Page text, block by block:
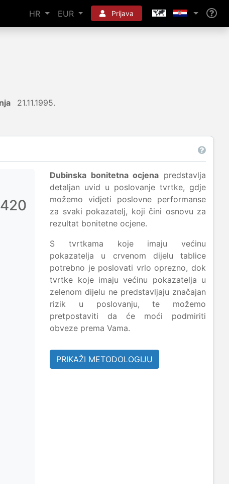
HR EUR Prijava
21.11.1995.
420
Dubinska bonitetna ocjena predstavlja
detaljan uvid u poslovanje tvrtke, gdje
možemo vidjeti poslovne performanse
za svaki pokazatelj, koji čini osnovu za
rezultat bonitetne ocjene.
S tvrtkama koje imaju većinu
pokazatelja u crvenom dijelu tablice
potrebno je poslovati vrlo oprezno, dok
tvrtke koje imaju većinu pokazatelja u
zelenom dijelu ne predstavljaju značajan
rizik u poslovanju, te možemo
pretpostaviti da će moći podmiriti
obveze prema Vama.
PRIKAŽI METODOLOGIJU